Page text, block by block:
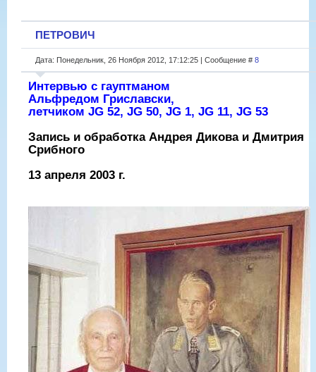
ПЕТРОВИЧ
Дата: Понедельник, 26 Ноября 2012, 17:12:25 | Сообщение # 8
Интервью с гауптманом
Альфредом Гриславски,
летчиком JG 52, JG 50, JG 1, JG 11, JG 53
Запись и обработка Андрея Дикова и Дмитрия
Срибного
13 апреля 2003 г.